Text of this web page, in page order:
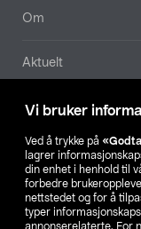
Vi bruker
Ved å trykke på
lagrer
din enhet i henhold til
forbedre
nettstedet og for å
typer
annonserelaterte. For
Om
Aktuelt
Våre selskaper